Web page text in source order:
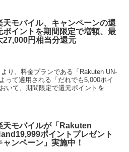
天モバイル、キャンペーンの還
ポイントを期間限定で増額、最
27,000円相当分還元
り、料金プランである「Rakuten UN-
って適用される「だれでも5,000ポイ
いて、期間限定で還元ポイントを
天モバイルが「Rakuten
ポイントプレゼント
ャンペーン」実施中！